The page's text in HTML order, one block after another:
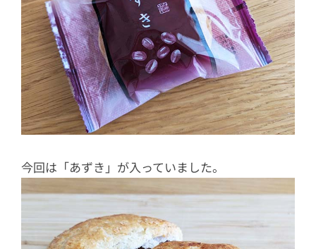
今回は「あずき」が入っていました。